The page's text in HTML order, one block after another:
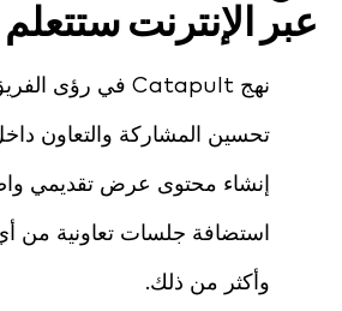
عبر الإنترنت
نهج Catapult في رؤى الفريق المتصلة.
تحسين المشاركة والتعاون
إنشاء محتوى عرض تقديمي
استضافة جلسات تعاونية من
وأكثر من ذلك.